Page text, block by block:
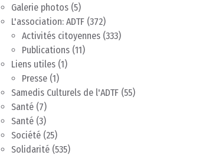
Galerie photos (5)
L'association: ADTF (372)
Activités citoyennes (333)
Publications (11)
Liens utiles (1)
Presse (1)
Samedis Culturels de l'ADTF (55)
Santé (7)
Santé (3)
Société (25)
Solidarité (535)